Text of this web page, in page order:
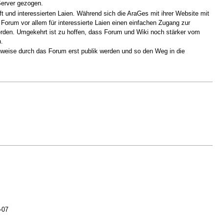
gezogen.
interessierten Laien. Während sich die AraGes mit ihrer Website mit
vor allem für interessierte Laien einen einfachen Zugang zur
Umgekehrt ist zu hoffen, dass Forum und Wiki noch stärker vom
durch das Forum erst publik werden und so den Weg in die
07